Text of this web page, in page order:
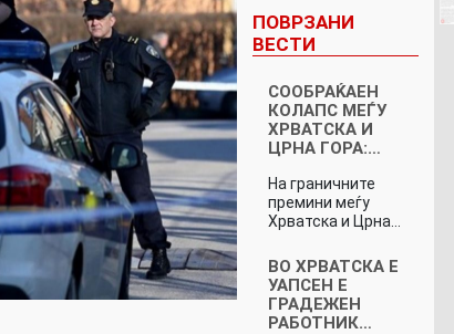
ПОВРЗАНИ
ВЕСТИ
СООБРАЌАЕН
КОЛАПС МЕЃУ
ХРВАТСКА И
ЦРНА ГОРА:…
На граничните
премини меѓу
Хрватска и Црна…
ВО ХРВАТСКА Е
УАПСЕН Е
ГРАДЕЖЕН
РАБОТНИК…